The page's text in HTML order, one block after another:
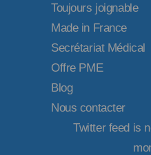
Toujours joignable
Made in France
Secrétariat Médical
Offre PME
Blog
Nous contacter
Twitter feed is